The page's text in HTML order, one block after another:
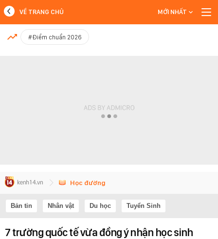
MỚI NHẤT
VỀ TRANG CHỦ MỚI NHẤT
#Điểm chuẩn 2026
Học đường
Bản tin Nhân vật Du học Tuyển Sinh
7 trường quốc tế vừa đồng ý nhận học sinh